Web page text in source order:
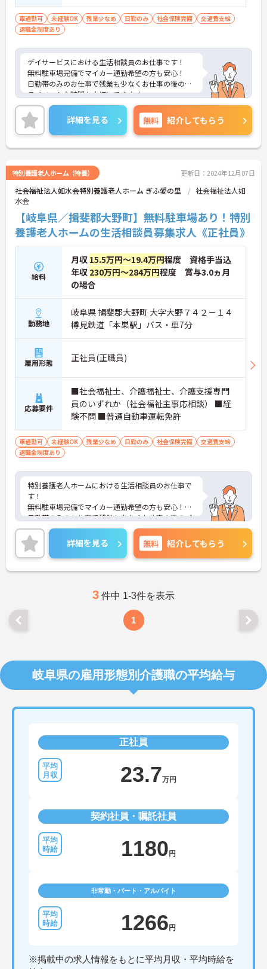
車通勤可 未経験OK 残業少なめ 日勤のみ 社会保険完備
交通費支給
退職金制度あり
デイサービスにおける生活相談員のお仕事です！
無料駐車場完備でマイカー通勤希望の方も安心！
日勤帯のみのお仕事で残業も少なくお仕事の後のプ
ライベートな時間も大切にできます。
ご興味ある方には、面接のポイントなど、さらに詳
細をお話致しますのでお気軽にご相談ください。
詳細を見る 無料 紹介してもらう
特別養護老人ホーム（特養） 更新日：2024年12月07日
社会福祉法人如水会特別養護老人ホーム ぎふ愛の里
社会福祉法人如
水会
【岐阜県／揖斐郡大野町】無料駐車場あり！特別
養護老人ホームの生活相談員募集求人《正社員》
給料
月収 15.5万円～19.4万円程度 資格手当込
年収 230万円～284万円程度 賞与3.0ヵ月
の場合
勤務地
岐阜県 揖斐郡大野町 大字大野７４２－１４
樽見鉄道「本巣駅」バス・車7分
雇用形態 正社員(正職員)
応募要件
■社会福祉士、介護福祉士、介護支援専門
員のいずれか（社会福祉主事応相談） ■経
験不問 ■普通自動車運転免許
車通勤可 未経験OK 残業少なめ 日勤のみ 社会保険完備
交通費支給
退職金制度あり
特別養護老人ホームにおける生活相談員のお仕事で
す！
無料駐車場完備でマイカー通勤希望の方も安心！
日勤帯のみのお仕事で残業も少なくお仕事の後のプ
ライベートな時間も大切にできます。
ご興味ある方には、面接のポイントなど、さらに詳
細をお話致しますのでお気軽にご相談ください。
詳細を見る 無料 紹介してもらう
3 件中 1-3件を表示
1
岐阜県の雇用形態別介護職の平均給与
正社員
23.7万円
契約社員・嘱託社員
1180 円
非常勤・パート・アルバイト
1266 円
※掲載中の求人情報をもとに平均月収・平均時給を